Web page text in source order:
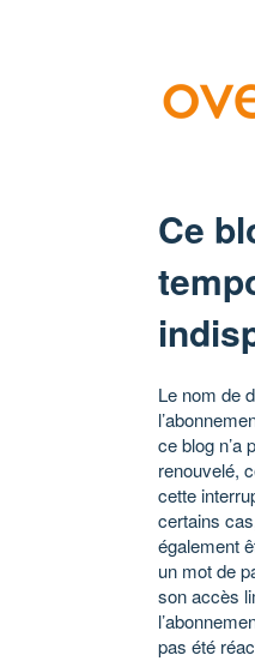
Ce
Le nom de
ce blog n’a
renouvelé,
cette
certains
également
un mot de
son accès
pas été